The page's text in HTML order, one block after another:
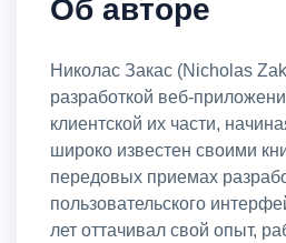
Об авторе
Николас Закас (Nicholas
разработкой веб-
клиентской их части,
широко известен своими
передовых приемах
пользовательского
лет оттачивал свой опыт,